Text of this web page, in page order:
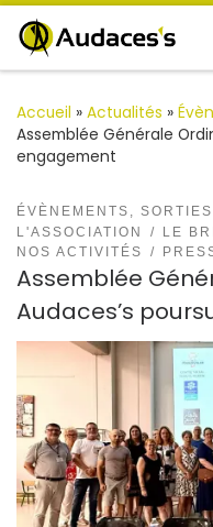
Passer au contenu
Accueil » Actualités »
Assemblée Générale
engagement
ÉVÈNEMENTS,
L'ASSOCIATION
LE
NOS ACTIVITÉS
Assemblée
Audaces’s